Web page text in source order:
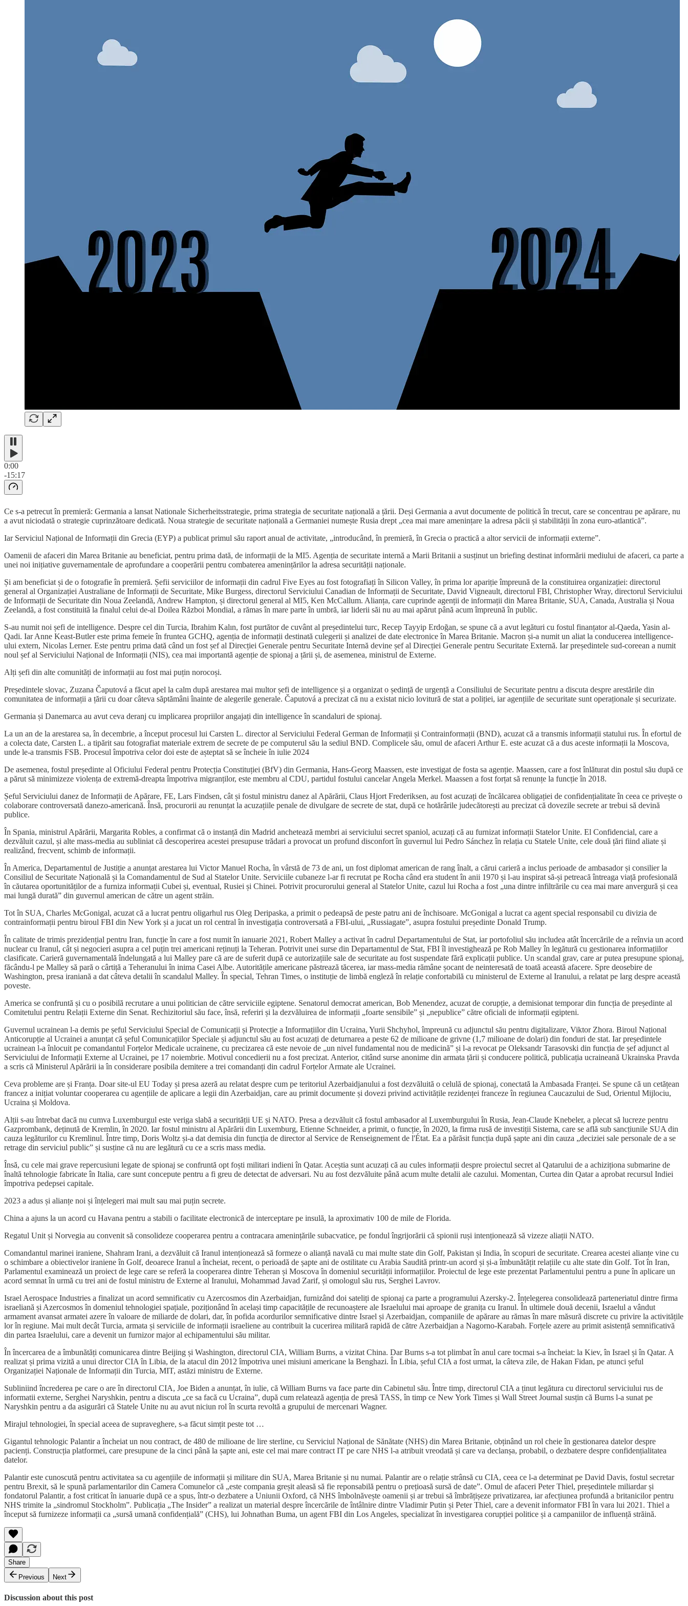
0:00
-15:17
Ce s-a petrecut în premieră: Germania a lansat Nationale Sicherheitsstrategie, prima strategia de securitate națională a țării. Deși Germania a avut documente de politică în trecut, care se concentrau pe apărare, nu
a avut niciodată o strategie cuprinzătoare dedicată. Noua strategie de securitate națională a Germaniei numește Rusia drept „cea mai mare amenințare la adresa păcii și stabilității în zona euro-atlantică”.
Iar Serviciul Național de Informații din Grecia (EYP) a publicat primul său raport anual de activitate, „introducând, în premieră, în Grecia o practică a altor servicii de informații externe”.
Oamenii de afaceri din Marea Britanie au beneficiat, pentru prima dată, de informații de la MI5. Agenția de securitate internă a Marii Britanii a susținut un briefing destinat informării mediului de afaceri, ca parte a
unei noi inițiative guvernamentale de aprofundare a cooperării pentru combaterea amenințărilor la adresa securității naționale.
Și am beneficiat și de o fotografie în premieră. Șefii serviciilor de informații din cadrul Five Eyes au fost fotografiați în Silicon Valley, în prima lor apariție împreună de la constituirea organizației: directorul
general al Organizației Australiane de Informații de Securitate, Mike Burgess, directorul Serviciului Canadian de Informații de Securitate, David Vigneault, directorul FBI, Christopher Wray, directorul Serviciului
de Informații de Securitate din Noua Zeelandă, Andrew Hampton, și directorul general al MI5, Ken McCallum. Alianța, care cuprinde agenții de informații din Marea Britanie, SUA, Canada, Australia și Noua
Zeelandă, a fost constituită la finalul celui de-al Doilea Război Mondial, a rămas în mare parte în umbră, iar liderii săi nu au mai apărut până acum împreună în public.
S-au numit noi șefi de intelligence. Despre cel din Turcia, Ibrahim Kalın, fost purtător de cuvânt al președintelui turc, Recep Tayyip Erdoğan, se spune că a avut legături cu fostul finanțator al-Qaeda, Yasin al-
Qadi. Iar Anne Keast-Butler este prima femeie în fruntea GCHQ, agenția de informații destinată culegerii și analizei de date electronice în Marea Britanie. Macron și-a numit un aliat la conducerea intelligence-
ului extern, Nicolas Lerner. Este pentru prima dată când un fost șef al Direcției Generale pentru Securitate Internă devine șef al Direcției Generale pentru Securitate Externă. Iar președintele sud-coreean a numit
noul șef al Serviciului Național de Informații (NIS), cea mai importantă agenție de spionaj a țării și, de asemenea, ministrul de Externe.
Alți șefi din alte comunități de informații au fost mai puțin norocoși.
Președintele slovac, Zuzana Čaputová a făcut apel la calm după arestarea mai multor șefi de intelligence și a organizat o ședință de urgență a Consiliului de Securitate pentru a discuta despre arestările din
comunitatea de informații a țării cu doar câteva săptămâni înainte de alegerile generale. Čaputová a precizat că nu a existat nicio lovitură de stat a poliției, iar agențiile de securitate sunt operaționale și securizate.
Germania și Danemarca au avut ceva deranj cu implicarea propriilor angajați din intelligence în scandaluri de spionaj.
La un an de la arestarea sa, în decembrie, a început procesul lui Carsten L. director al Serviciului Federal German de Informații și Contrainformații (BND), acuzat că a transmis informații statului rus. În efortul de
a colecta date, Carsten L. a tipărit sau fotografiat materiale extrem de secrete de pe computerul său la sediul BND. Complicele său, omul de afaceri Arthur E. este acuzat că a dus aceste informații la Moscova,
unde le-a transmis FSB. Procesul împotriva celor doi este de așteptat să se încheie în iulie 2024
De asemenea, fostul președinte al Oficiului Federal pentru Protecția Constituției (BfV) din Germania, Hans-Georg Maassen, este investigat de fosta sa agenție. Maassen, care a fost înlăturat din postul său după ce
a părut să minimizeze violența de extremă-dreapta împotriva migranților, este membru al CDU, partidul fostului cancelar Angela Merkel. Maassen a fost forțat să renunțe la funcție în 2018.
Șeful Serviciului danez de Informații de Apărare, FE, Lars Findsen, cât și fostul ministru danez al Apărării, Claus Hjort Frederiksen, au fost acuzați de încălcarea obligației de confidențialitate în ceea ce privește o
colaborare controversată danezo-americană. Însă, procurorii au renunțat la acuzațiile penale de divulgare de secrete de stat, după ce hotărârile judecătorești au precizat că dovezile secrete ar trebui să devină
publice.
În Spania, ministrul Apărării, Margarita Robles, a confirmat că o instanță din Madrid anchetează membri ai serviciului secret spaniol, acuzați că au furnizat informații Statelor Unite. El Confidencial, care a
dezvăluit cazul, și alte mass-media au subliniat că descoperirea acestei presupuse trădari a provocat un profund disconfort în guvernul lui Pedro Sánchez în relația cu Statele Unite, cele două țări fiind aliate și
realizând, frecvent, schimb de informații.
În America, Departamentul de Justiție a anunțat arestarea lui Victor Manuel Rocha, în vârstă de 73 de ani, un fost diplomat american de rang înalt, a cărui carieră a inclus perioade de ambasador și consilier la
Consiliul de Securitate Națională și la Comandamentul de Sud al Statelor Unite. Serviciile cubaneze l-ar fi recrutat pe Rocha când era student în anii 1970 și l-au inspirat să-și petreacă întreaga viață profesională
în căutarea oportunităților de a furniza informații Cubei și, eventual, Rusiei și Chinei. Potrivit procurorului general al Statelor Unite, cazul lui Rocha a fost „una dintre infiltrările cu cea mai mare anvergură și cea
mai lungă durată” din guvernul american de către un agent străin.
Tot în SUA, Charles McGonigal, acuzat că a lucrat pentru oligarhul rus Oleg Deripaska, a primit o pedeapsă de peste patru ani de închisoare. McGonigal a lucrat ca agent special responsabil cu divizia de
contrainformații pentru biroul FBI din New York și a jucat un rol central în investigația controversată a FBI-ului, „Russiagate”, asupra fostului președinte Donald Trump.
În calitate de trimis prezidențial pentru Iran, funcție în care a fost numit în ianuarie 2021, Robert Malley a activat în cadrul Departamentului de Stat, iar portofoliul său includea atât încercările de a reînvia un acord
nuclear cu Iranul, cât și negocieri asupra a cel puțin trei americani reținuți la Teheran. Potrivit unei surse din Departamentul de Stat, FBI îl investighează pe Rob Malley în legătură cu gestionarea informațiilor
clasificate. Carieră guvernamentală îndelungată a lui Malley pare că are de suferit după ce autorizațiile sale de securitate au fost suspendate fără explicații publice. Un scandal grav, care ar putea presupune spionaj,
făcându-l pe Malley să pară o cârtiță a Teheranului în inima Casei Albe. Autoritățile americane păstrează tăcerea, iar mass-media rămâne șocant de neinteresată de toată această afacere. Spre deosebire de
Washington, presa iraniană a dat câteva detalii în scandalul Malley. În special, Tehran Times, o instituție de limbă engleză în relație confortabilă cu ministerul de Externe al Iranului, a relatat pe larg despre această
poveste.
America se confruntă și cu o posibilă recrutare a unui politician de către serviciile egiptene. Senatorul democrat american, Bob Menendez, acuzat de corupție, a demisionat temporar din funcția de președinte al
Comitetului pentru Relații Externe din Senat. Rechizitoriul său face, însă, referiri și la dezvăluirea de informații „foarte sensibile” și „nepublice” către oficiali de informații egipteni.
Guvernul ucrainean l-a demis pe șeful Serviciului Special de Comunicații și Protecție a Informațiilor din Ucraina, Yurii Shchyhol, împreună cu adjunctul său pentru digitalizare, Viktor Zhora. Biroul Național
Anticorupție al Ucrainei a anunțat că șeful Comunicațiilor Speciale și adjunctul său au fost acuzați de deturnarea a peste 62 de milioane de grivne (1,7 milioane de dolari) din fonduri de stat. Iar președintele
ucrainean l-a înlocuit pe comandantul Forțelor Medicale ucrainene, cu precizarea că este nevoie de „un nivel fundamental nou de medicină” și l-a revocat pe Oleksandr Tarasovski din funcția de șef adjunct al
Serviciului de Informații Externe al Ucrainei, pe 17 noiembrie. Motivul concedierii nu a fost precizat. Anterior, citând surse anonime din armata țării și conducere politică, publicația ucraineană Ukrainska Pravda
a scris că Ministerul Apărării ia în considerare posibila demitere a trei comandanți din cadrul Forțelor Armate ale Ucrainei.
Ceva probleme are și Franța. Doar site-ul EU Today și presa azeră au relatat despre cum pe teritoriul Azerbaidjanului a fost dezvăluită o celulă de spionaj, conectată la Ambasada Franței. Se spune că un cetățean
francez a inițiat voluntar cooperarea cu agențiile de aplicare a legii din Azerbaidjan, care au primit documente și dovezi privind activitățile rezidenței franceze în regiunea Caucazului de Sud, Orientul Mijlociu,
Ucraina și Moldova.
Alții s-au întrebat dacă nu cumva Luxemburgul este veriga slabă a securității UE și NATO. Presa a dezvăluit că fostul ambasador al Luxemburgului în Rusia, Jean-Claude Knebeler, a plecat să lucreze pentru
Gazprombank, deținută de Kremlin, în 2020. Iar fostul ministru al Apărării din Luxemburg, Etienne Schneider, a primit, o funcție, în 2020, la firma rusă de investiții Sistema, care se află sub sancțiunile SUA din
cauza legăturilor cu Kremlinul. Între timp, Doris Woltz și-a dat demisia din funcția de director al Service de Renseignement de l'État. Ea a părăsit funcția după șapte ani din cauza „deciziei sale personale de a se
retrage din serviciul public” și susține că nu are legătură cu ce a scris mass media.
Însă, cu cele mai grave repercusiuni legate de spionaj se confruntă opt foști militari indieni în Qatar. Aceștia sunt acuzați că au cules informații despre proiectul secret al Qatarului de a achiziționa submarine de
înaltă tehnologie fabricate în Italia, care sunt concepute pentru a fi greu de detectat de adversari. Nu au fost dezvăluite până acum multe detalii ale cazului. Momentan, Curtea din Qatar a aprobat recursul Indiei
împotriva pedepsei capitale.
2023 a adus și alianțe noi și înțelegeri mai mult sau mai puțin secrete.
China a ajuns la un acord cu Havana pentru a stabili o facilitate electronică de interceptare pe insulă, la aproximativ 100 de mile de Florida.
Regatul Unit și Norvegia au convenit să consolideze cooperarea pentru a contracara amenințările subacvatice, pe fondul îngrijorării că spionii ruși intenționează să vizeze aliații NATO.
Comandantul marinei iraniene, Shahram Irani, a dezvăluit că Iranul intenționează să formeze o alianță navală cu mai multe state din Golf, Pakistan și India, în scopuri de securitate. Crearea acestei alianțe vine cu
o schimbare a obiectivelor iraniene în Golf, deoarece Iranul a încheiat, recent, o perioadă de șapte ani de ostilitate cu Arabia Saudită printr-un acord și și-a îmbunătățit relațiile cu alte state din Golf. Tot în Iran,
Parlamentul examinează un proiect de lege care se referă la cooperarea dintre Teheran și Moscova în domeniul securității informațiilor. Proiectul de lege este prezentat Parlamentului pentru a pune în aplicare un
acord semnat în urmă cu trei ani de fostul ministru de Externe al Iranului, Mohammad Javad Zarif, și omologul său rus, Serghei Lavrov.
Israel Aerospace Industries a finalizat un acord semnificativ cu Azercosmos din Azerbaidjan, furnizând doi sateliți de spionaj ca parte a programului Azersky-2. Înțelegerea consolidează parteneriatul dintre firma
israeliană și Azercosmos în domeniul tehnologiei spațiale, poziționând în același timp capacitățile de recunoaștere ale Israelului mai aproape de granița cu Iranul. În ultimele două decenii, Israelul a vândut
armament avansat armatei azere în valoare de miliarde de dolari, dar, în pofida acordurilor semnificative dintre Israel și Azerbaidjan, companiile de apărare au rămas în mare măsură discrete cu privire la activitățile
lor în regiune. Mai mult decât Turcia, armata și serviciile de informații israeliene au contribuit la cucerirea militară rapidă de către Azerbaidjan a Nagorno-Karabah. Forțele azere au primit asistență semnificativă
din partea Israelului, care a devenit un furnizor major al echipamentului său militar.
În încercarea de a îmbunătăți comunicarea dintre Beijing și Washington, directorul CIA, William Burns, a vizitat China. Dar Burns s-a tot plimbat în anul care tocmai s-a încheiat: la Kiev, în Israel și în Qatar. A
realizat și prima vizită a unui director CIA în Libia, de la atacul din 2012 împotriva unei misiuni americane la Benghazi. În Libia, șeful CIA a fost urmat, la câteva zile, de Hakan Fidan, pe atunci șeful
Organizației Naționale de Informații din Turcia, MIT, astăzi ministru de Externe.
Subliniind încrederea pe care o are în directorul CIA, Joe Biden a anunțat, în iulie, că William Burns va face parte din Cabinetul său. Între timp, directorul CIA a ținut legătura cu directorul serviciului rus de
informatii externe, Serghei Naryshkin, pentru a discuta „ce sa facă cu Ucraina”, după cum relatează agenția de presă TASS, în timp ce New York Times și Wall Street Journal susțin că Burns l-a sunat pe
Naryshkin pentru a da asigurări că Statele Unite nu au avut niciun rol în scurta revoltă a grupului de mercenari Wagner.
Mirajul tehnologiei, în special aceea de supraveghere, s-a făcut simțit peste tot …
Gigantul tehnologic Palantir a încheiat un nou contract, de 480 de milioane de lire sterline, cu Serviciul Național de Sănătate (NHS) din Marea Britanie, obținând un rol cheie în gestionarea datelor despre
pacienți. Construcția platformei, care presupune de la cinci până la șapte ani, este cel mai mare contract IT pe care NHS l-a atribuit vreodată și care va declanșa, probabil, o dezbatere despre confidențialitatea
datelor.
Palantir este cunoscută pentru activitatea sa cu agențiile de informații și militare din SUA, Marea Britanie și nu numai. Palantir are o relație strânsă cu CIA, ceea ce l-a determinat pe David Davis, fostul secretar
pentru Brexit, să le spună parlamentarilor din Camera Comunelor că „este compania greșit aleasă să fie reponsabilă pentru o prețioasă sursă de date”. Omul de afaceri Peter Thiel, președintele miliardar și
fondatorul Palantir, a fost criticat în ianuarie după ce a spus, într-o dezbatere a Uniunii Oxford, că NHS îmbolnăvește oamenii și ar trebui să îmbrățișeze privatizarea, iar afecțiunea profundă a britanicilor pentru
NHS trimite la „sindromul Stockholm”. Publicația „The Insider” a realizat un material despre încercările de întâlnire dintre Vladimir Putin și Peter Thiel, care a devenit informator FBI în vara lui 2021. Thiel a
început să furnizeze informații ca „sursă umană confidențială” (CHS), lui Johnathan Buma, un agent FBI din Los Angeles, specializat în investigarea corupției politice și a campaniilor de influență străină.
Share
Previous
Next
Discussion about this post